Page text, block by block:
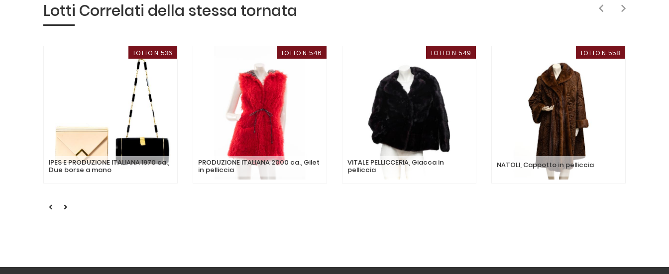
Lotti Correlati della stessa tornata
LOTTO N. 536
IPES E PRODUZIONE ITALIANA 1970 ca.,
Due borse a mano
LOTTO N. 546
PRODUZIONE ITALIANA 2000 ca., Gilet
in pelliccia
LOTTO N. 549
VITALE PELLICCERIA, Giacca in
pelliccia
LOTTO N. 558
NATOLI, Cappotto in pelliccia